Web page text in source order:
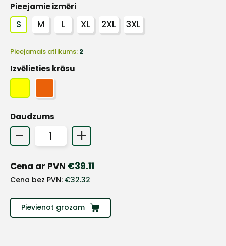
Pieejamie izmēri
S M L XL 2XL 3XL
Pieejamais atlikums: 2
Izvēlieties krāsu
Daudzums
- +
Cena ar PVN €39.11
Cena bez PVN: €32.32
Pievienot grozam
+